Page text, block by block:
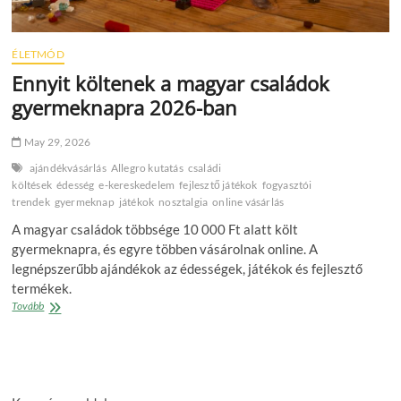
ÉLETMÓD
Ennyit költenek a magyar családok
gyermeknapra 2026-ban
May 29, 2026
ajándékvásárlás Allegro kutatás családi
költések édesség e‑kereskedelem fejlesztő játékok fogyasztói
trendek gyermeknap játékok nosztalgia online vásárlás
A magyar családok többsége 10 000 Ft alatt költ
gyermeknapra, és egyre többen vásárolnak online. A
legnépszerűbb ajándékok az édességek, játékok és fejlesztő
termékek.
TovábbEnnyit